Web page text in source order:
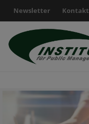
Newsletter Kontakt
Suche nach: